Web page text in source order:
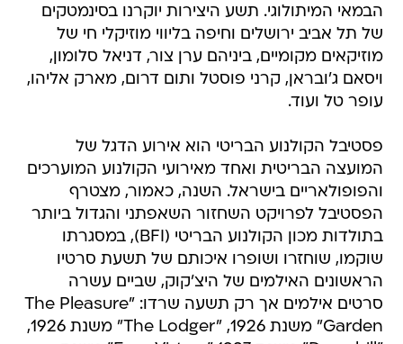
הבמאי המיתולוגי. תשע היצירות יוקרנו בסינמטקים
של תל אביב ירושלים וחיפה בליווי מוזיקלי חי של
מוזיקאים מקומיים, ביניהם ערן צור, דניאל סלומון,
ויסאם ג'ובראן, קרני פוסטל ותום דרום, מארק אליהו,
עופר טל ועוד.
פסטיבל הקולנוע הבריטי הוא אירוע הדגל של
המועצה הבריטית ואחד מאירועי הקולנוע המוערכים
והפופולאריים בישראל. השנה, כאמור, מצטרף
הפסטיבל לפרויקט השחזור השאפתני והגדול ביותר
בתולדות מכון הקולנוע הבריטי (BFI), במסגרתו
שוקמו, שוחזרו ושופרו איכותם של תשעת סרטיו
הראשונים האילמים של היצ'קוק, שביים עשרה
סרטים אילמים אך רק תשעה שרדו: "The Pleasure
Garden" משנת 1926, "The Lodger" משנת 1926,